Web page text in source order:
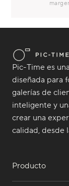
Pic-Time es
diseñada para
galerías de
inteligente y
crear una
calidad, desde
Producto